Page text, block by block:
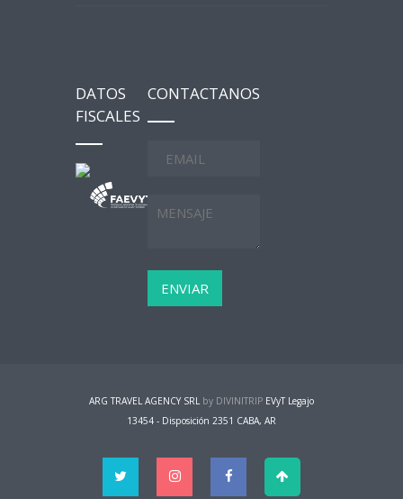
DATOS
FISCALES
CONTACTANOS
ARG TRAVEL AGENCY SRLby DIVINITRIP EVyT Legajo
13454 - Disposición 2351 CABA, AR